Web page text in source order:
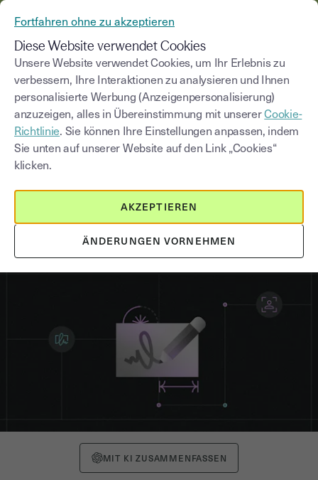
Blog
Kategorie auswählen Saisissez un terme
Wie funktioniert eine digitale
Signatur?
MIT KI ZUSAMMENFASSEN
Fortfahren ohne zu akzeptieren
Diese Website verwendet Cookies
Unsere Website verwendet Cookies, um Ihr Erlebnis zu
verbessern, Ihre Interaktionen zu analysieren und Ihnen
personalisierte Werbung (Anzeigenpersonalisierung)
anzuzeigen, alles in Übereinstimmung mit unsererCookie-
Richtlinie. Sie können Ihre Einstellungen anpassen, indem
Sie unten auf unserer Website auf den Link „Cookies“
klicken.
ÄNDERUNGEN VORNEHMEN
AKZEPTIEREN